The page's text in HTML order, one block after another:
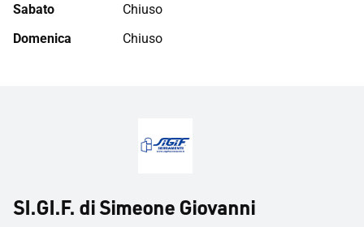
Sabato
Chiuso
Domenica
Chiuso
SI.GI.F. di Simeone Giovanni